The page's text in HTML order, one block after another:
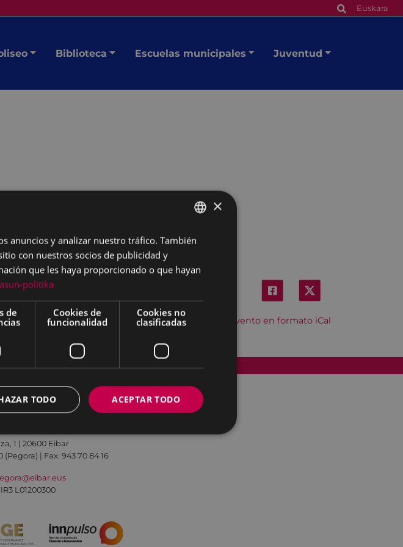
Euskara
Biblioteca Escuelas municipales Juventud
Descargar el evento en formato iCal
cookies Contacto Accesibilidad
1 | 20600 Eibar
(Pegora) | Fax: 943 70 84 16
L01200300
BASQUE
×
anuncios y analizar nuestro tráfico. También
con nuestros socios de publicidad y
que les haya proporcionado o que hayan
politika
de
Cookies de
funcionalidad
Cookies no
clasificadas
ACEPTAR TODO
TODO